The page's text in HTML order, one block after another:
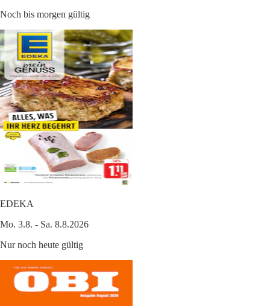
Noch bis morgen gültig
EDEKA
Mo. 3.8. - Sa. 8.8.2026
Nur noch heute gültig